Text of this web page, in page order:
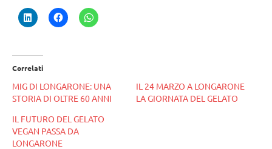
Correlati
MIG DI LONGARONE: UNA
STORIA DI OLTRE 60 ANNI
IL 24 MARZO A LONGARONE
LA GIORNATA DEL GELATO
IL FUTURO DEL GELATO
VEGAN PASSA DA
LONGARONE